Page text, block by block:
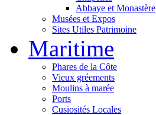
Abbaye et Monastère
Musées et Expos
Sites Utiles Patrimoine
Maritime
Phares de la Côte
Vieux gréements
Moulins à marée
Ports
Cusiosités Locales